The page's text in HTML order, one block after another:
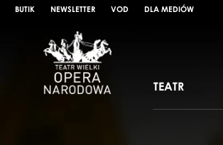
BUTIK NEWSLETTER VOD DLA MEDIÓW
TEATR